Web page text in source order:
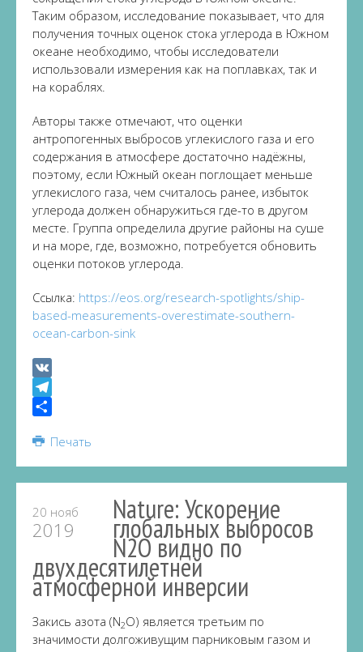
Таким образом, исследование показывает, что для
получения точных оценок стока углерода в Южном
океане необходимо, чтобы исследователи
использовали измерения как на поплавках, так и
на кораблях.
Авторы также отмечают, что оценки
антропогенных выбросов углекислого газа и его
содержания в атмосфере достаточно надёжны,
поэтому, если Южный океан поглощает меньше
углекислого газа, чем считалось ранее, избыток
углерода должен обнаружиться где-то в другом
месте. Группа определила другие районы на суше
и на море, где, возможно, потребуется обновить
оценки потоков углерода.
Ссылка: https://eos.org/research-spotlights/ship-
based-measurements-overestimate-southern-
ocean-carbon-sink
VK
Telegram
Печать
20 нояб
2019
Nature: Ускорение
глобальных выбросов
N2O видно по
двухдесятилетней
атмосферной инверсии
Закись азота (N2O) является третьим по
значимости долгоживущим парниковым газом и